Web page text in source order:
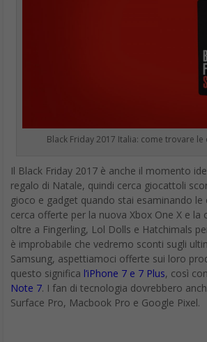
Black Friday 2017 Italia: come trovare
Il Black Friday 2017 è anche il momento
regalo di Natale, quindi cerca giocattoli
gioco e gadget quando stai esaminando le
cerca offerte per la nuova Xbox One X e la
oltre a Fingerling, Lol Dolls e Hatchimals
è improbabile che vedremo sconti sugli
Samsung, aspettiamoci offerte sui loro
questo significa l’iPhone 7 e 7 Plus, così
Note 7. I fan di tecnologia dovrebbero
Surface Pro, Macbook Pro e Google Pixel.